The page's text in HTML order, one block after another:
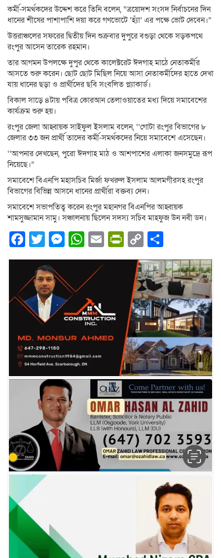
কর্মী-সমর্থকদের উদ্দেশ করে তিনি বলেন, “ত্রয়োদশ সংসদ নির্বাচনের দিন
ধানের শীষের পাশাপাশি দয়া করে গণভোটে ‘হ্যাঁ’ এর পক্ষে ভোট দেবেন।”
উত্তরাঞ্চলের সফরের দ্বিতীয় দিন শুক্রবার দুপুরে বগুড়া থেকে সড়কপথে
রংপুর আসেন তারেক রহমান।
তার আগমন উপলক্ষে দুপুর থেকে কালেক্টরেট ঈদগাহ মাঠে নেতাকর্মীর
আসতে শুরু করেন। ছোট ছোট মিছিল নিয়ে আসা নেতাকর্মীদের হাতে দেখা
যায় ধানের ছড়া ও প্রার্থীদের ছবি সংবলিত প্ল্যাকার্ড।
বিকাল সাড়ে ৪টায় পবিত্র কোরআন তেলাওয়াতের মধ্য দিয়ে সমাবেশের
কার্যক্রম শুরু হয়।
রংপুর জেলা আহ্বায়ক সাইফুল ইসলাম বলেন, ‘‘গোটা রংপুর বিভাগের ৮
জেলার ৩৩ জন প্রার্থী তাদের কর্মী-সমর্থকদের নিয়ে সমাবেশে এসেছেন।
‘‘আপনার দেখছেন, পুরো ঈদগাহ মাঠ ও আশপাশের এলাকা জনসমুদ্রে রূপ
নিয়েছে।”
সমাবেশে বিএনপি মহাসচিব মির্জা ফখরুল ইসলাম আলমগীরসহ রংপুর
বিভাগের বিভিন্ন আসনে ধানের প্রার্থীরা বক্তব্য দেন।
সমাবেশে সভাপতিত্ব করেন রংপুর মহানগর বিএনপির আহ্বায়ক
শামসুজ্জামান সামু। সঞ্চালনায় ছিলেন সদস্য সচিব মাহফুজ উন নবী ডন।
Facebook
Twitter
Messenger
WhatsApp
EmailPrintFriendly
Copy
Link